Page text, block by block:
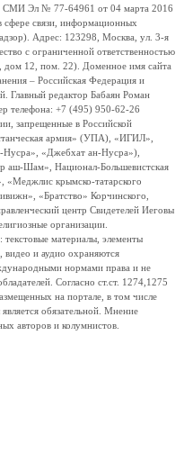
СМИ Эл № 77-64961 от 04 марта 2016
связи, информационных
Адрес: 123298, Москва, ул. 3-я
с ограниченной ответственностью
12, пом. 22). Доменное имя сайта
– Российская Федерация и
Главный редактор Бабаян Роман
телефона: +7 (495) 950-62-26
запрещенные в Российской
армия» (УПА), «ИГИЛ»,
«Джебхат ан-Нусра»),
аш-Шам», Национал-Большевистская
крымско-татарского
«Братство» Корчинского,
центр Свидетелей Иеговы
организации.
материалы, элементы
видео и аудио охраняются
нормами права и не
Согласно ст.ст. 1274,1275
на портале, в том числе
обязательной. Мнение
авторов и колумнистов.